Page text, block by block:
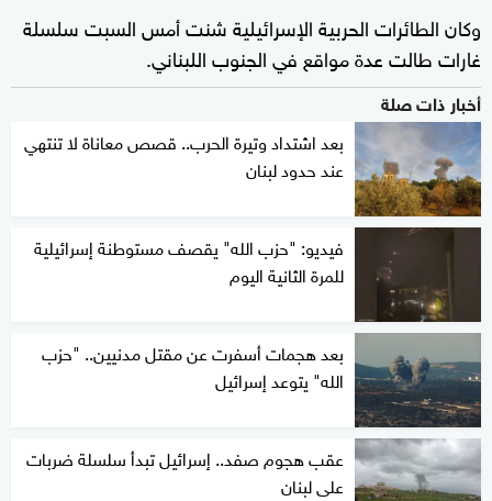
وكان الطائرات الحربية الإسرائيلية شنت أمس السبت سلسلة
غارات طالت عدة مواقع في الجنوب اللبناني.
أخبار ذات صلة
بعد اشتداد وتيرة الحرب.. قصص معاناة لا تنتهي
عند حدود لبنان
فيديو: "حزب الله" يقصف مستوطنة إسرائيلية
للمرة الثانية اليوم
بعد هجمات أسفرت عن مقتل مدنيين.. "حزب
الله" يتوعد إسرائيل
عقب هجوم صفد.. إسرائيل تبدأ سلسلة ضربات
على لبنان